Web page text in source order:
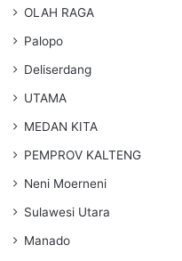
OLAH RAGA
Palopo
Deliserdang
UTAMA
MEDAN KITA
PEMPROV KALTENG
Neni Moerneni
Sulawesi Utara
Manado